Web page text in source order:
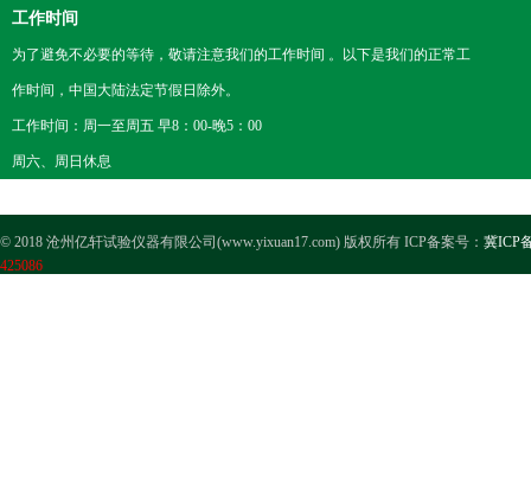
工作时间
为了避免不必要的等待，敬请注意我们的工作时间 。以下是我们的正常工
作时间，中国大陆法定节假日除外。
工作时间：周一至周五 早8：00-晚5：00
周六、周日休息
© 2018 沧州亿轩试验仪器有限公司(www.yixuan17.com) 版权所有 ICP备案号： 冀ICP
425086